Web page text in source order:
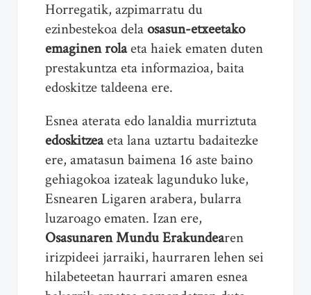
Horregatik, azpimarratu du
ezinbestekoa delaosasun-etxeetako
emaginen rolaeta haiek ematen duten
prestakuntza eta informazioa, baita
edoskitze taldeena ere.
Esnea aterata edo lanaldia murriztuta
edoskitzeaeta lana uztartu badaitezke
ere, amatasun baimena 16 aste baino
gehiagokoa izateak lagunduko luke,
Esnearen Ligaren arabera, bularra
luzaroago ematen. Izan ere,
Osasunaren Mundu Erakundearen
irizpideei jarraiki, haurraren lehen sei
hilabeteetan haurrari amaren esnea